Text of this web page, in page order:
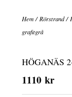
Hem/ Rörstrand/
grafitgrå
HÖGANÄS
1110 kr